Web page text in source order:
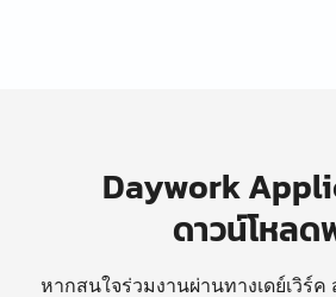
Daywork
ดาวน์โหลด
หากสนใจร่วมงานผ่านทางเดย์เวิร์